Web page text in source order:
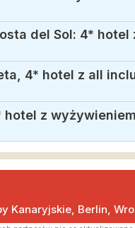
del Sol: 4*
4* hotel z all
z
Kanaryjskie, Berlin,